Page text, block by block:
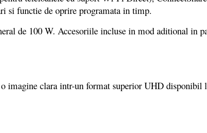
si functie de oprire programata in timp.
de 100 W. Accesoriile incluse in mod aditional in
clara intr-un format superior UHD disponibil